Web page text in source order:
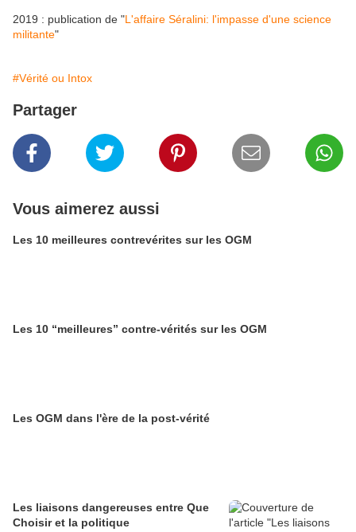
2019 : publication de "L'affaire Séralini: l'impasse d'une science
militante"
#Vérité ou Intox
Partager
Vous aimerez aussi
Les 10 meilleures contrevérites sur les OGM
Les 10 “meilleures” contre-vérités sur les OGM
Les OGM dans l'ère de la post-vérité
Les liaisons dangereuses entre Que
Choisir et la politique